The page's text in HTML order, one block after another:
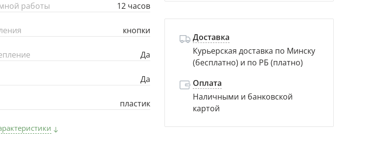
работы 12 часов
кнопки
Да
Да
пластик
Доставка
Курьерская доставка по Минску
(бесплатно) и по РБ (платно)
Оплата
Наличными и банковской
картой